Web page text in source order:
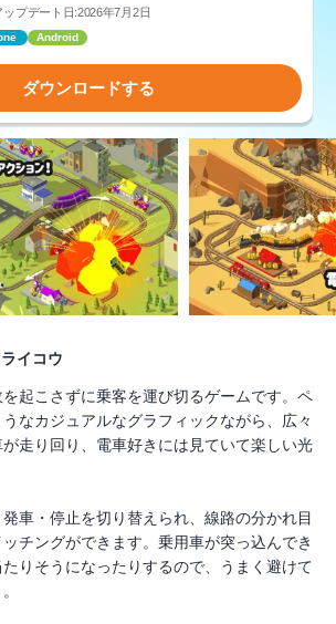
ップデート日:2026年7月2日
Android
ダウンロードする
イコウ
起こさずに乗客を運び切るゲームです。ペ
なカジュアルなグラフィックながら、広々
走り回り、電車好きには見ていて楽しい光
車・停止を切り替えられ、線路の分かれ目
チングができます。乗用車が突っ込んでき
りそうになったりするので、うまく避けて